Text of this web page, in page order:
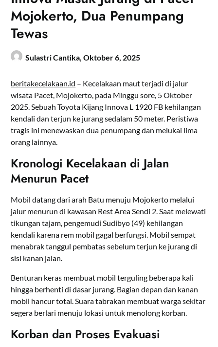
Mojokerto, Dua Penumpang
Tewas
Sulastri Cantika,Oktober 6, 2025
beritakecelakaan.id – Kecelakaan maut terjadi di jalur
wisata Pacet, Mojokerto, pada Minggu sore, 5 Oktober
2025. Sebuah Toyota Kijang Innova L 1920 FB kehilangan
kendali dan terjun ke jurang sedalam 50 meter. Peristiwa
tragis ini menewaskan dua penumpang dan melukai lima
orang lainnya.
Kronologi Kecelakaan di Jalan
Menurun Pacet
Mobil datang dari arah Batu menuju Mojokerto melalui
jalur menurun di kawasan Rest Area Sendi 2. Saat melewati
tikungan tajam, pengemudi Sudibyo (49) kehilangan
kendali karena rem mobil gagal berfungsi. Mobil sempat
menabrak tanggul pembatas sebelum terjun ke jurang di
sisi kanan jalan.
Benturan keras membuat mobil terguling beberapa kali
hingga berhenti di dasar jurang. Bagian depan dan kanan
mobil hancur total. Suara tabrakan membuat warga sekitar
segera berlari menuju lokasi untuk menolong korban.
Korban dan Proses Evakuasi